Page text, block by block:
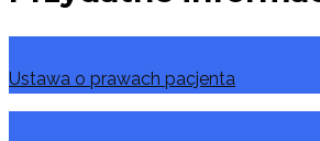
Ustawa o prawach pacjenta